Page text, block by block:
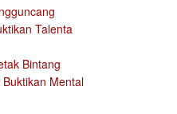
Talenta
Bintang
Mental